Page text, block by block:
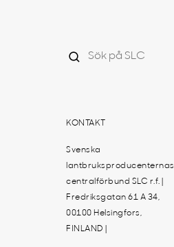
KONTAKT
Svenska
lantbruksproducenternas
centralförbund SLC r.f. |
Fredriksgatan 61 A 34,
00100 Helsingfors,
FINLAND |